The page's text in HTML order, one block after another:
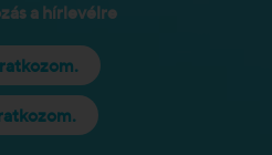
a hírlevélre